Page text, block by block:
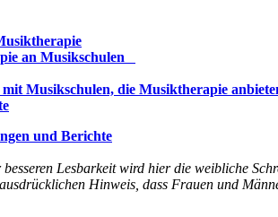
an Musikschulen
mit Musikschulen, die Musiktherapie
und Berichte
Lesbarkeit wird hier die weibliche
Hinweis, dass Frauen und